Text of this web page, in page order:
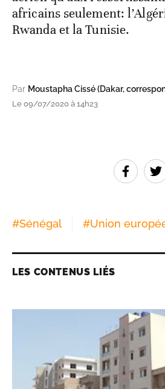
africains seulement:
Rwanda et la Tunisie.
Par Moustapha Cissé (Dakar,
Le 09/07/2020 à 14h23
#Sénégal #Union
LES CONTENUS LIÉS